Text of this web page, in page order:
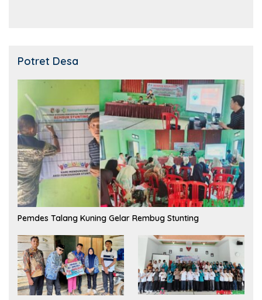
Potret Desa
Pemdes Talang Kuning Gelar Rembug Stunting